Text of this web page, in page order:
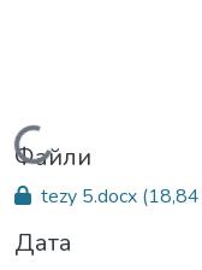
Вантажиться...
Файли
tezy 5.docx (18,84
Дата